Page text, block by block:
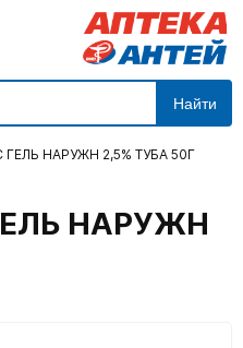
Найти
НАРУЖН 2,5% ТУБА 50Г
НАРУЖН